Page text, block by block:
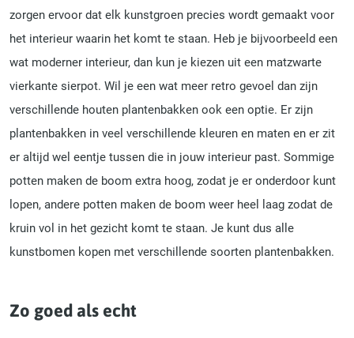
zorgen ervoor dat elk kunstgroen precies wordt gemaakt voor
het interieur waarin het komt te staan. Heb je bijvoorbeeld een
wat moderner interieur, dan kun je kiezen uit een matzwarte
vierkante sierpot. Wil je een wat meer retro gevoel dan zijn
verschillende houten plantenbakken ook een optie. Er zijn
plantenbakken in veel verschillende kleuren en maten en er zit
er altijd wel eentje tussen die in jouw interieur past. Sommige
potten maken de boom extra hoog, zodat je er onderdoor kunt
lopen, andere potten maken de boom weer heel laag zodat de
kruin vol in het gezicht komt te staan. Je kunt dus alle
kunstbomen kopen met verschillende soorten plantenbakken.
Zo goed als echt